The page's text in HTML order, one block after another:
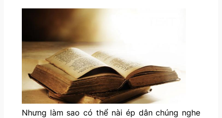
Nhưng làm sao có thể nài ép dân chúng nghe